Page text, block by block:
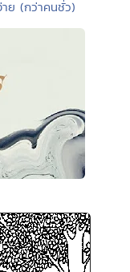
ย (กว่าคนชั่ว)